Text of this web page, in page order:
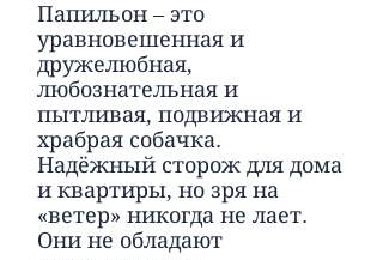
Папильон – это
уравновешенная и
дружелюбная,
любознательная и
пытливая, подвижная и
храбрая собачка.
Надёжный сторож для дома
и квартиры, но зря на
«ветер» никогда не лает.
Они не обладают